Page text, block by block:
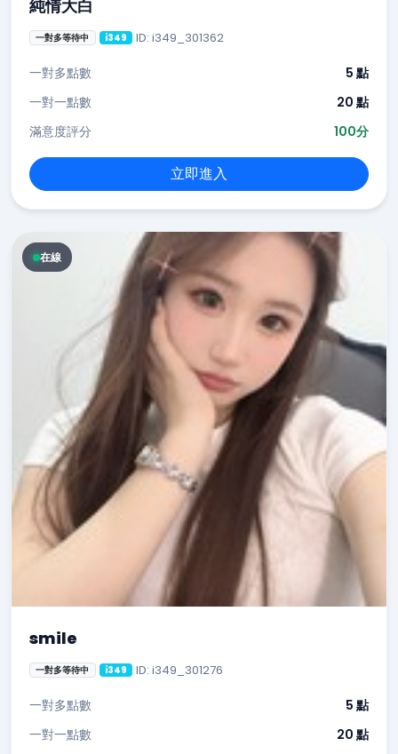
純情大白
一對多等待中 i349 ID: i349_301362
一對多點數
5 點
一對一點數
20 點
滿意度評分
100分
立即進入
在線
smile
一對多等待中 i349 ID: i349_301276
一對多點數
5 點
一對一點數
20 點